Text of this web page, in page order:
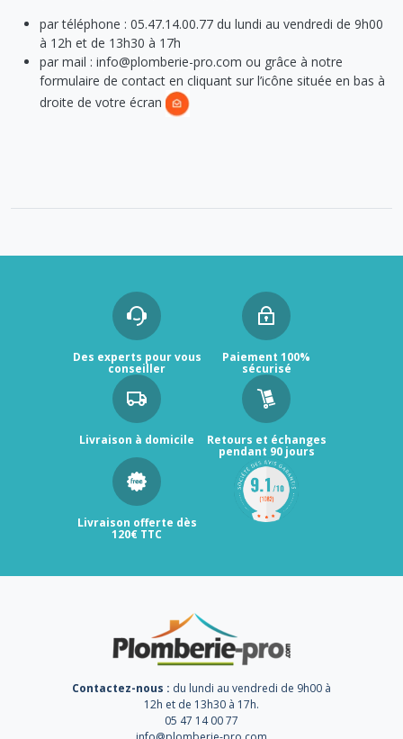
par téléphone : 05.47.14.00.77 du lundi au vendredi de 9h00
à 12h et de 13h30 à 17h
par mail : info@plomberie-pro.com ou grâce à notre
formulaire de contact en cliquant sur l’icône située en bas à
droite de votre écran
Des experts pour vous
conseiller
Paiement 100%
sécurisé
Livraison à domicile Retours et échanges
pendant 90 jours
Livraison offerte dès
120€ TTC
Contactez-nous : du lundi au vendredi de 9h00 à
12h et de 13h30 à 17h.
05 47 14 00 77